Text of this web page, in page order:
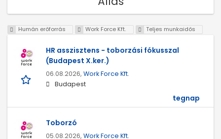
Humán erőforrás Work Force Kft. Teljes munkaidős
HR asszisztens - toborzási fókusszal
(Budapest X.ker.)
06.08.2026, Work Force Kft.
Budapest
tegnap
Toborzó
05.08.2026, Work Force Kft.